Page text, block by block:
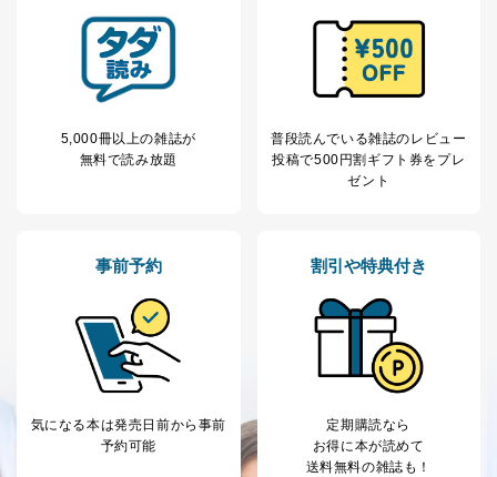
5,000冊以上の雑誌が
無料で読み放題
普段読んでいる雑誌のレビュー
投稿で500円割ギフト券をプレ
ゼント
事前予約
気になる本は発売日前から事前
予約可能
割引や特典付き
定期購読なら
お得に本が読めて
送料無料の雑誌も！